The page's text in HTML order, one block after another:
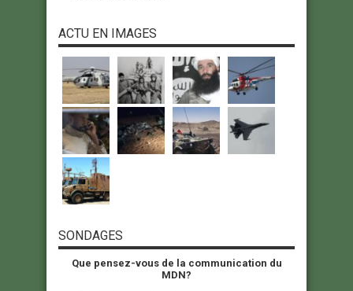
ACTU EN IMAGES
SONDAGES
Que pensez-vous de la communication du
MDN?